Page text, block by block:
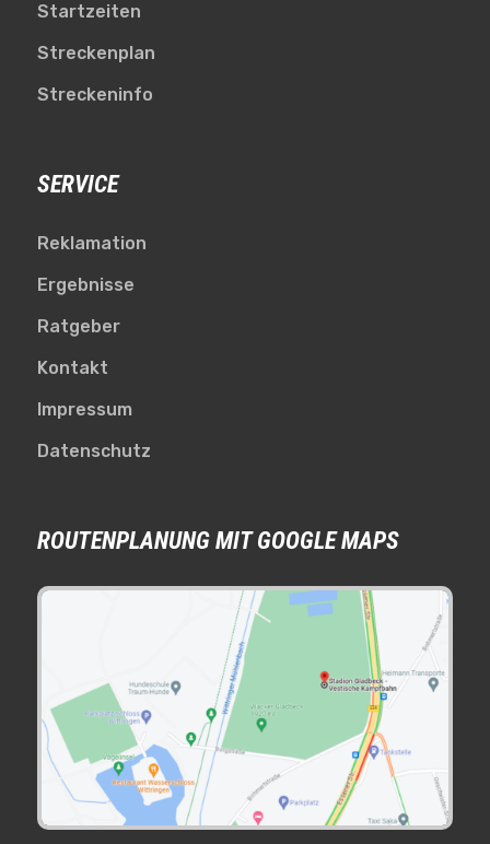
Startzeiten
Streckenplan
Streckeninfo
SERVICE
Reklamation
Ergebnisse
Ratgeber
Kontakt
Impressum
Datenschutz
ROUTENPLANUNG MIT GOOGLE MAPS